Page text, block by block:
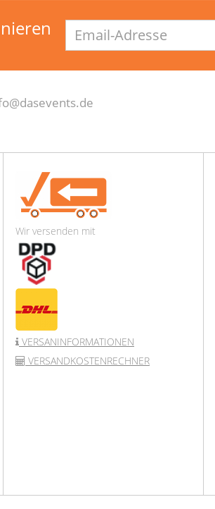
Adresse
Wir versenden mit
VERSANINFORMATIONEN
VERSANDKOSTENRECHNER